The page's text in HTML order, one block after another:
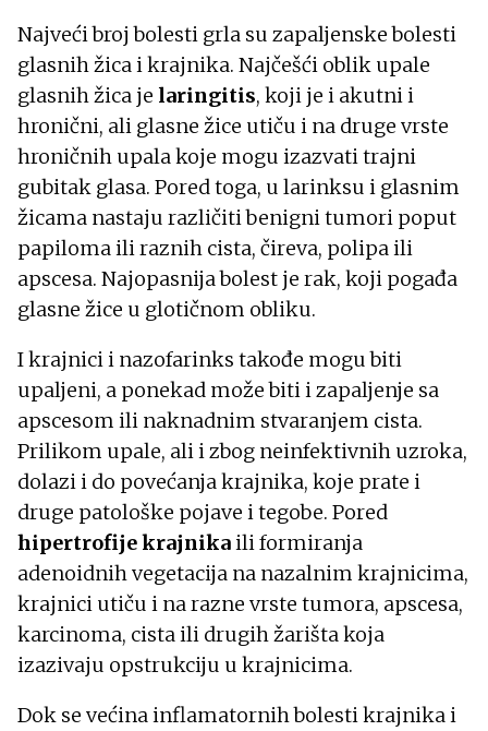
Najveći broj bolesti grla su zapaljenske bolesti
glasnih žica i krajnika. Najčešći oblik upale
glasnih žica je laringitis, koji je i akutni i
hronični, ali glasne žice utiču i na druge vrste
hroničnih upala koje mogu izazvati trajni
gubitak glasa. Pored toga, u larinksu i glasnim
žicama nastaju različiti benigni tumori poput
papiloma ili raznih cista, čireva, polipa ili
apscesa. Najopasnija bolest je rak, koji pogađa
glasne žice u glotičnom obliku.
I krajnici i nazofarinks takođe mogu biti
upaljeni, a ponekad može biti i zapaljenje sa
apscesom ili naknadnim stvaranjem cista.
Prilikom upale, ali i zbog neinfektivnih uzroka,
dolazi i do povećanja krajnika, koje prate i
druge patološke pojave i tegobe. Pored
hipertrofije krajnikaili formiranja
adenoidnih vegetacija na nazalnim krajnicima,
krajnici utiču i na razne vrste tumora, apscesa,
karcinoma, cista ili drugih žarišta koja
izazivaju opstrukciju u krajnicima.
Dok se većina inflamatornih bolesti krajnika i